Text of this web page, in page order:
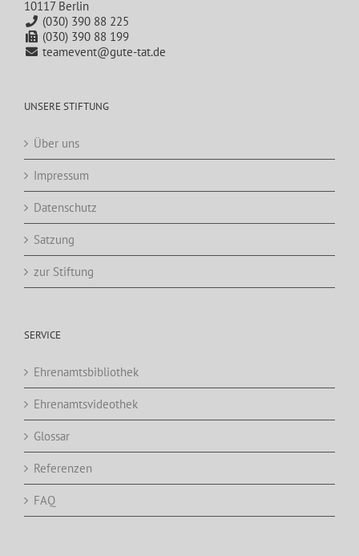
10117 Berlin
(030) 390 88 225
(030) 390 88 199
teamevent@gute-tat.de
UNSERE STIFTUNG
Über uns
Impressum
Datenschutz
Satzung
zur Stiftung
SERVICE
Ehrenamtsbibliothek
Ehrenamtsvideothek
Glossar
Referenzen
FAQ